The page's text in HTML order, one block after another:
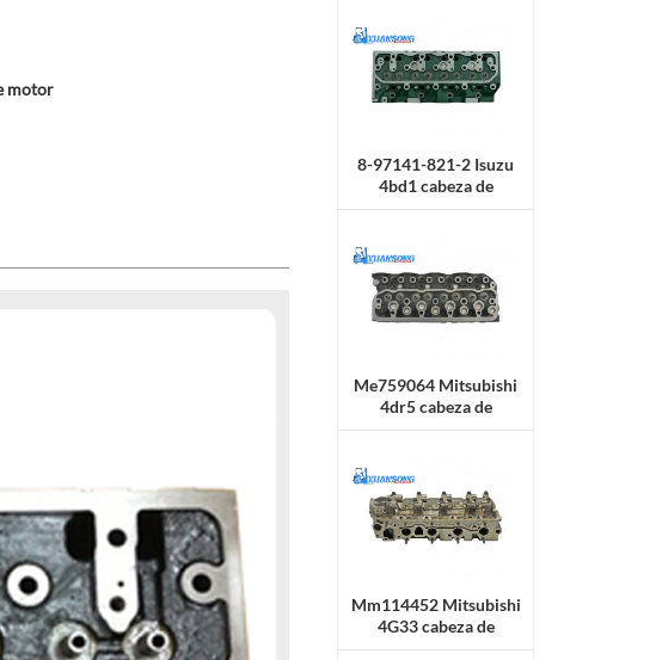
8-97141-821-2 Isuzu
4bd1 cabeza de
cilindro
Me759064 Mitsubishi
4dr5 cabeza de
cilindro
Mm114452 Mitsubishi
4G33 cabeza de
cilindro
motor